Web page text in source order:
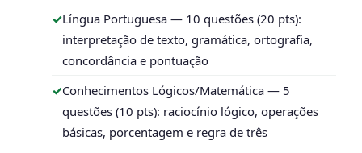
Língua Portuguesa — 10 questões (20 pts):
interpretação de texto, gramática, ortografia,
concordância e pontuação
Conhecimentos Lógicos/Matemática — 5
questões (10 pts): raciocínio lógico, operações
básicas, porcentagem e regra de três